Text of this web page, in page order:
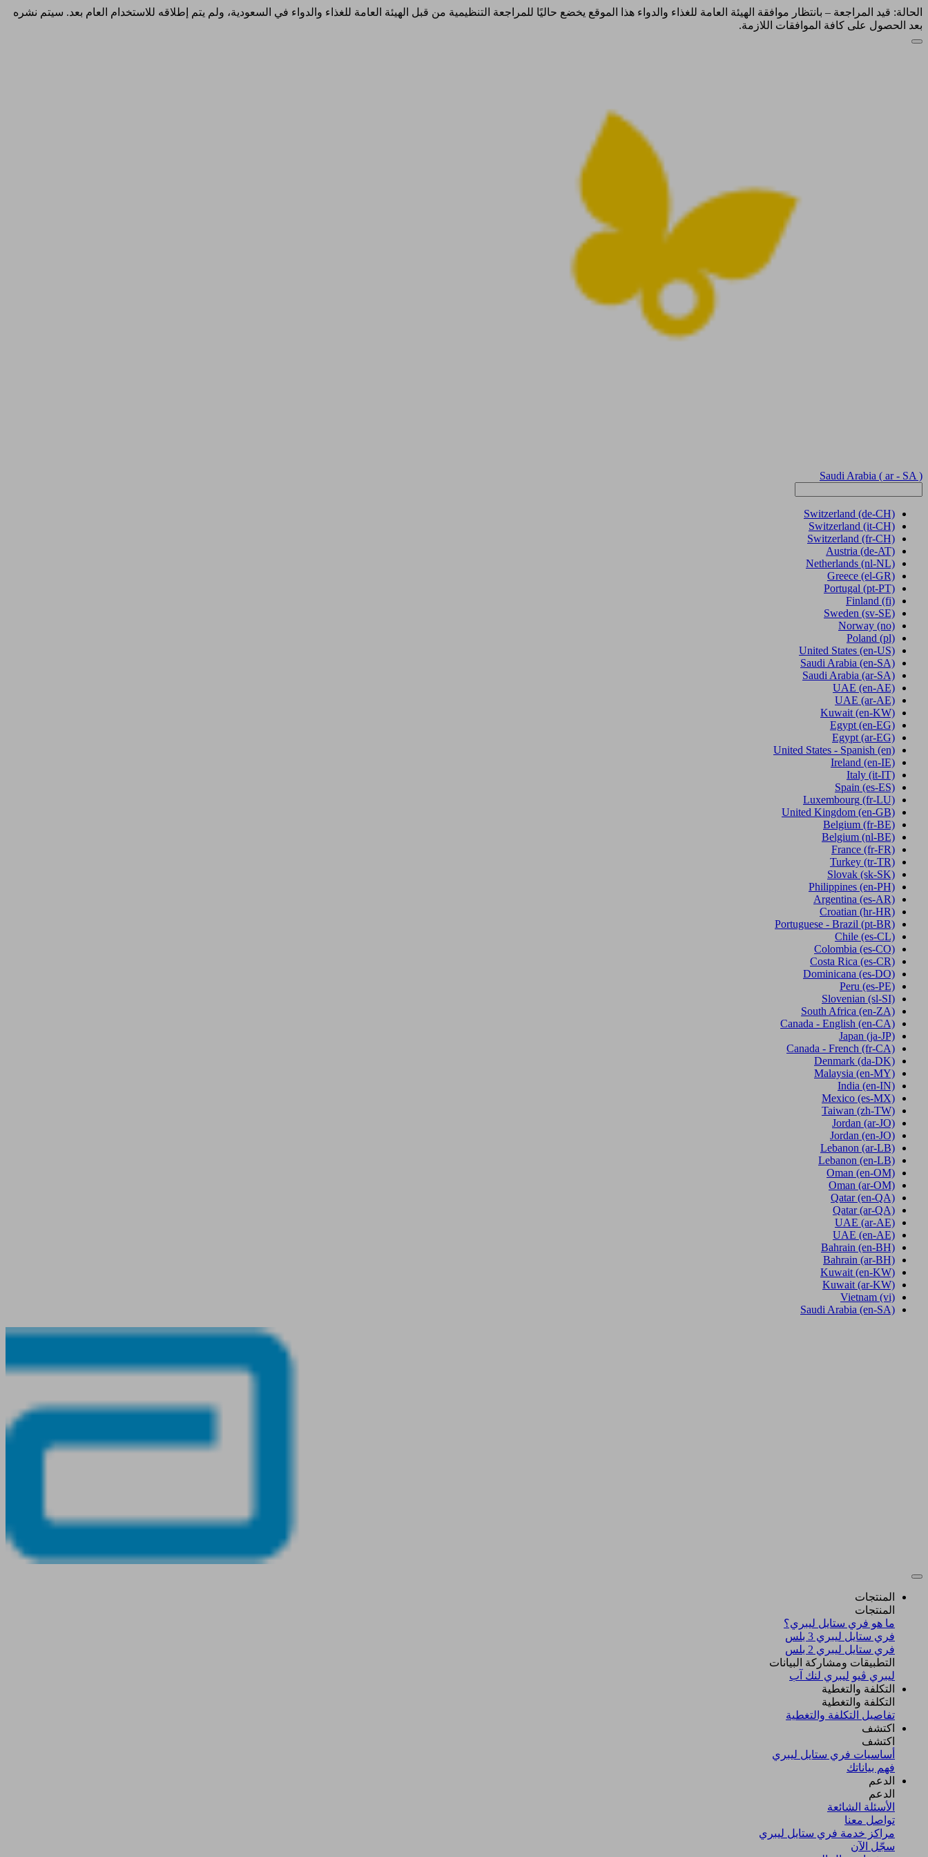
الحالة: قيد المراجعة – بانتظار موافقة الهيئة العامة للغذاء والدواء هذا الموقع يخضع حاليًا للمراجعة التنظيمية من قبل الهيئة العامة للغذاء والدواء في السعودية، ولم يتم إطلاقه للاستخدام العام بعد. سيتم نشره
بعد الحصول على كافة الموافقات اللازمة.
Saudi Arabia ( ar - SA )
Switzerland (de-CH)
Switzerland (it-CH)
Switzerland (fr-CH)
Austria (de-AT)
Netherlands (nl-NL)
Greece (el-GR)
Portugal (pt-PT)
Finland (fi)
Sweden (sv-SE)
Norway (no)
Poland (pl)
United States (en-US)
Saudi Arabia (en-SA)
Saudi Arabia (ar-SA)
UAE (en-AE)
UAE (ar-AE)
Kuwait (en-KW)
Egypt (en-EG)
Egypt (ar-EG)
United States - Spanish (en)
Ireland (en-IE)
Italy (it-IT)
Spain (es-ES)
Luxembourg (fr-LU)
United Kingdom (en-GB)
Belgium (fr-BE)
Belgium (nl-BE)
France (fr-FR)
Turkey (tr-TR)
Slovak (sk-SK)
Philippines (en-PH)
Argentina (es-AR)
Croatian (hr-HR)
Portuguese - Brazil (pt-BR)
Chile (es-CL)
Colombia (es-CO)
Costa Rica (es-CR)
Dominicana (es-DO)
Peru (es-PE)
Slovenian (sl-SI)
South Africa (en-ZA)
Canada - English (en-CA)
Japan (ja-JP)
Canada - French (fr-CA)
Denmark (da-DK)
Malaysia (en-MY)
India (en-IN)
Mexico (es-MX)
Taiwan (zh-TW)
Jordan (ar-JO)
Jordan (en-JO)
Lebanon (ar-LB)
Lebanon (en-LB)
Oman (en-OM)
Oman (ar-OM)
Qatar (en-QA)
Qatar (ar-QA)
UAE (ar-AE)
UAE (en-AE)
Bahrain (en-BH)
Bahrain (ar-BH)
Kuwait (en-KW)
Kuwait (ar-KW)
Vietnam (vi)
Saudi Arabia (en-SA)
المنتجات
المنتجات
ما هو فري ستايل ليبري؟
فري ستايل ليبري 3 بلس​
فري ستايل ليبري 2 بلس​
التطبيقات ومشاركة البيانات
ليبري ڤيو ليبري لنك آب
التكلفة والتغطية
التكلفة والتغطية
تفاصيل التكلفة والتغطية
اكتشف​
اكتشف​
أساسيات فري ستايل ليبري
فهم بياناتك
الدعم
الدعم
الأسئلة الشائعة
تواصل معنا
مراكز خدمة فري ستايل ليبري
سجّل الآن​